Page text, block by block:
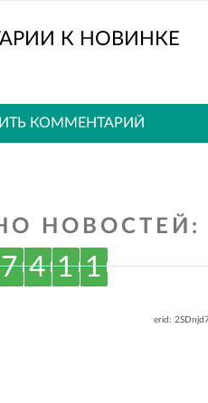
К НОВИНКЕ
КОММЕНТАРИЙ
НОВОСТЕЙ:
7 4 1 1
erid: